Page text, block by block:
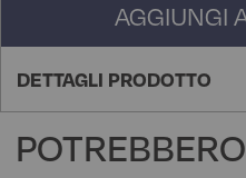
AGGIUNGI
DETTAGLI PRODOTTO